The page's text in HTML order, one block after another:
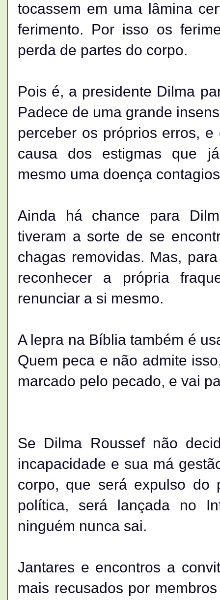
tocassem em uma lâmina
ferimento. Por isso os
perda de partes do corpo.
Pois é, a presidente Dilma
Padece de uma grande
perceber os próprios erros,
causa dos estigmas que
mesmo uma doença
Ainda há chance para
tiveram a sorte de se
chagas removidas. Mas,
reconhecer a própria
renunciar a si mesmo.
A lepra na Bíblia também é
Quem peca e não admite
marcado pelo pecado, e vai
Se Dilma Roussef não
incapacidade e sua má
corpo, que será expulso do
política, será lançada no
ninguém nunca sai.
Jantares e encontros a
mais recusados por